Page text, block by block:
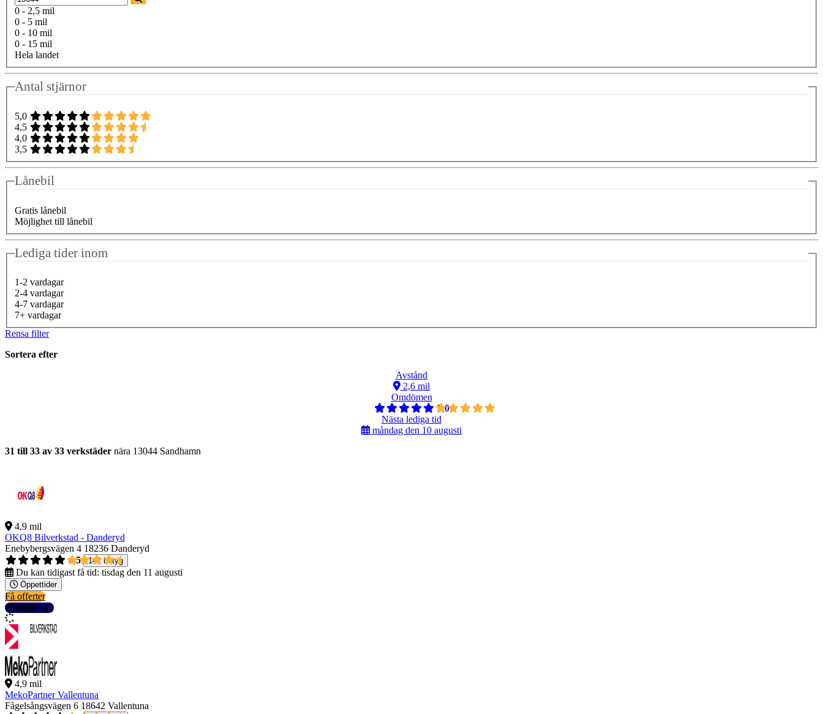
0 - 2,5 mil
0 - 5 mil
0 - 10 mil
0 - 15 mil
Hela landet
Antal stjärnor
5,0
4,5
4,0
3,5
Lånebil
Gratis lånebil
Möjlighet till lånebil
Lediga tider inom
1-2 vardagar
2-4 vardagar
4-7 vardagar
7+ vardagar
Rensa filter
Sortera efter
Avstånd
2,6 mil
Omdömen
5,0
Nästa lediga tid
måndag den 10 augusti
31 till 33 av 33 verkstäder nära 13044 Sandhamn
4,9 mil
OKQ8 Bilverkstad - Danderyd
Enebybergsvägen 4 18236 Danderyd
4,5
141 betyg
Du kan tidigast få tid: tisdag den 11 augusti
Öppettider
Få offerter
Detaljer
4,9 mil
MekoPartner Vallentuna
Fågelsångsvägen 6 18642 Vallentuna